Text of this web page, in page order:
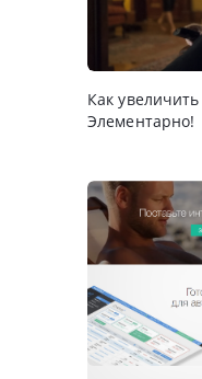
Как
Элементарно!